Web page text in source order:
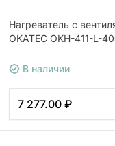
Нагреватель с
OKATEC OKH-411-L-
В наличии
7 277.00 ₽